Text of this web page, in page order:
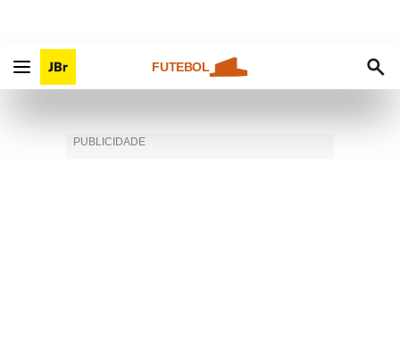
FUTEBOL